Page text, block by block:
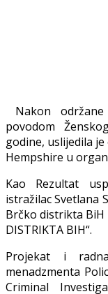
Nakon
povodom
godine, uslijedila
Hempshire u
Kao Rezultat
istražilac Svetlana
Brčko distrikta BiH
DISTRIKTA BIH“.
Projekat i
menadzmenta
Criminal